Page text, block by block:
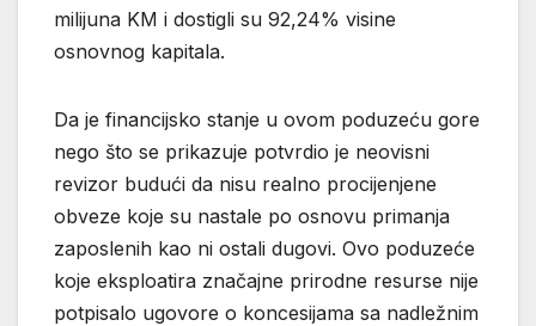
milijuna KM i dostigli su 92,24% visine
osnovnog kapitala.
Da je financijsko stanje u ovom poduzeću gore
nego što se prikazuje potvrdio je neovisni
revizor budući da nisu realno procijenjene
obveze koje su nastale po osnovu primanja
zaposlenih kao ni ostali dugovi. Ovo poduzeće
koje eksploatira značajne prirodne resurse nije
potpisalo ugovore o koncesijama sa nadležnim